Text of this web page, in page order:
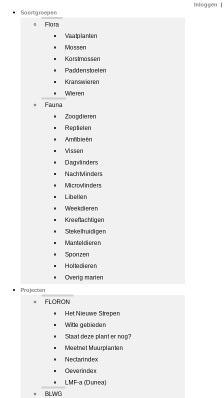
Soortgroepen
Flora
Vaatplanten
Mossen
Korstmossen
Paddenstoelen
Kranswieren
Wieren
Fauna
Zoogdieren
Reptielen
Amfibieën
Vissen
Dagvlinders
Nachtvlinders
Microvlinders
Libellen
Weekdieren
Kreeftachtigen
Stekelhuidigen
Manteldieren
Sponzen
Holtedieren
Overig marien
Projecten
FLORON
Het Nieuwe Strepen
Witte gebieden
Staat deze plant er nog?
Meetnet Muurplanten
Nectarindex
Oeverindex
LMF-a (Dunea)
BLWG
Inloggen |